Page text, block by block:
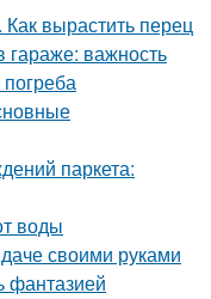
вырастить перец
гараже: важность
паркета:
воды
своими руками
фантазией